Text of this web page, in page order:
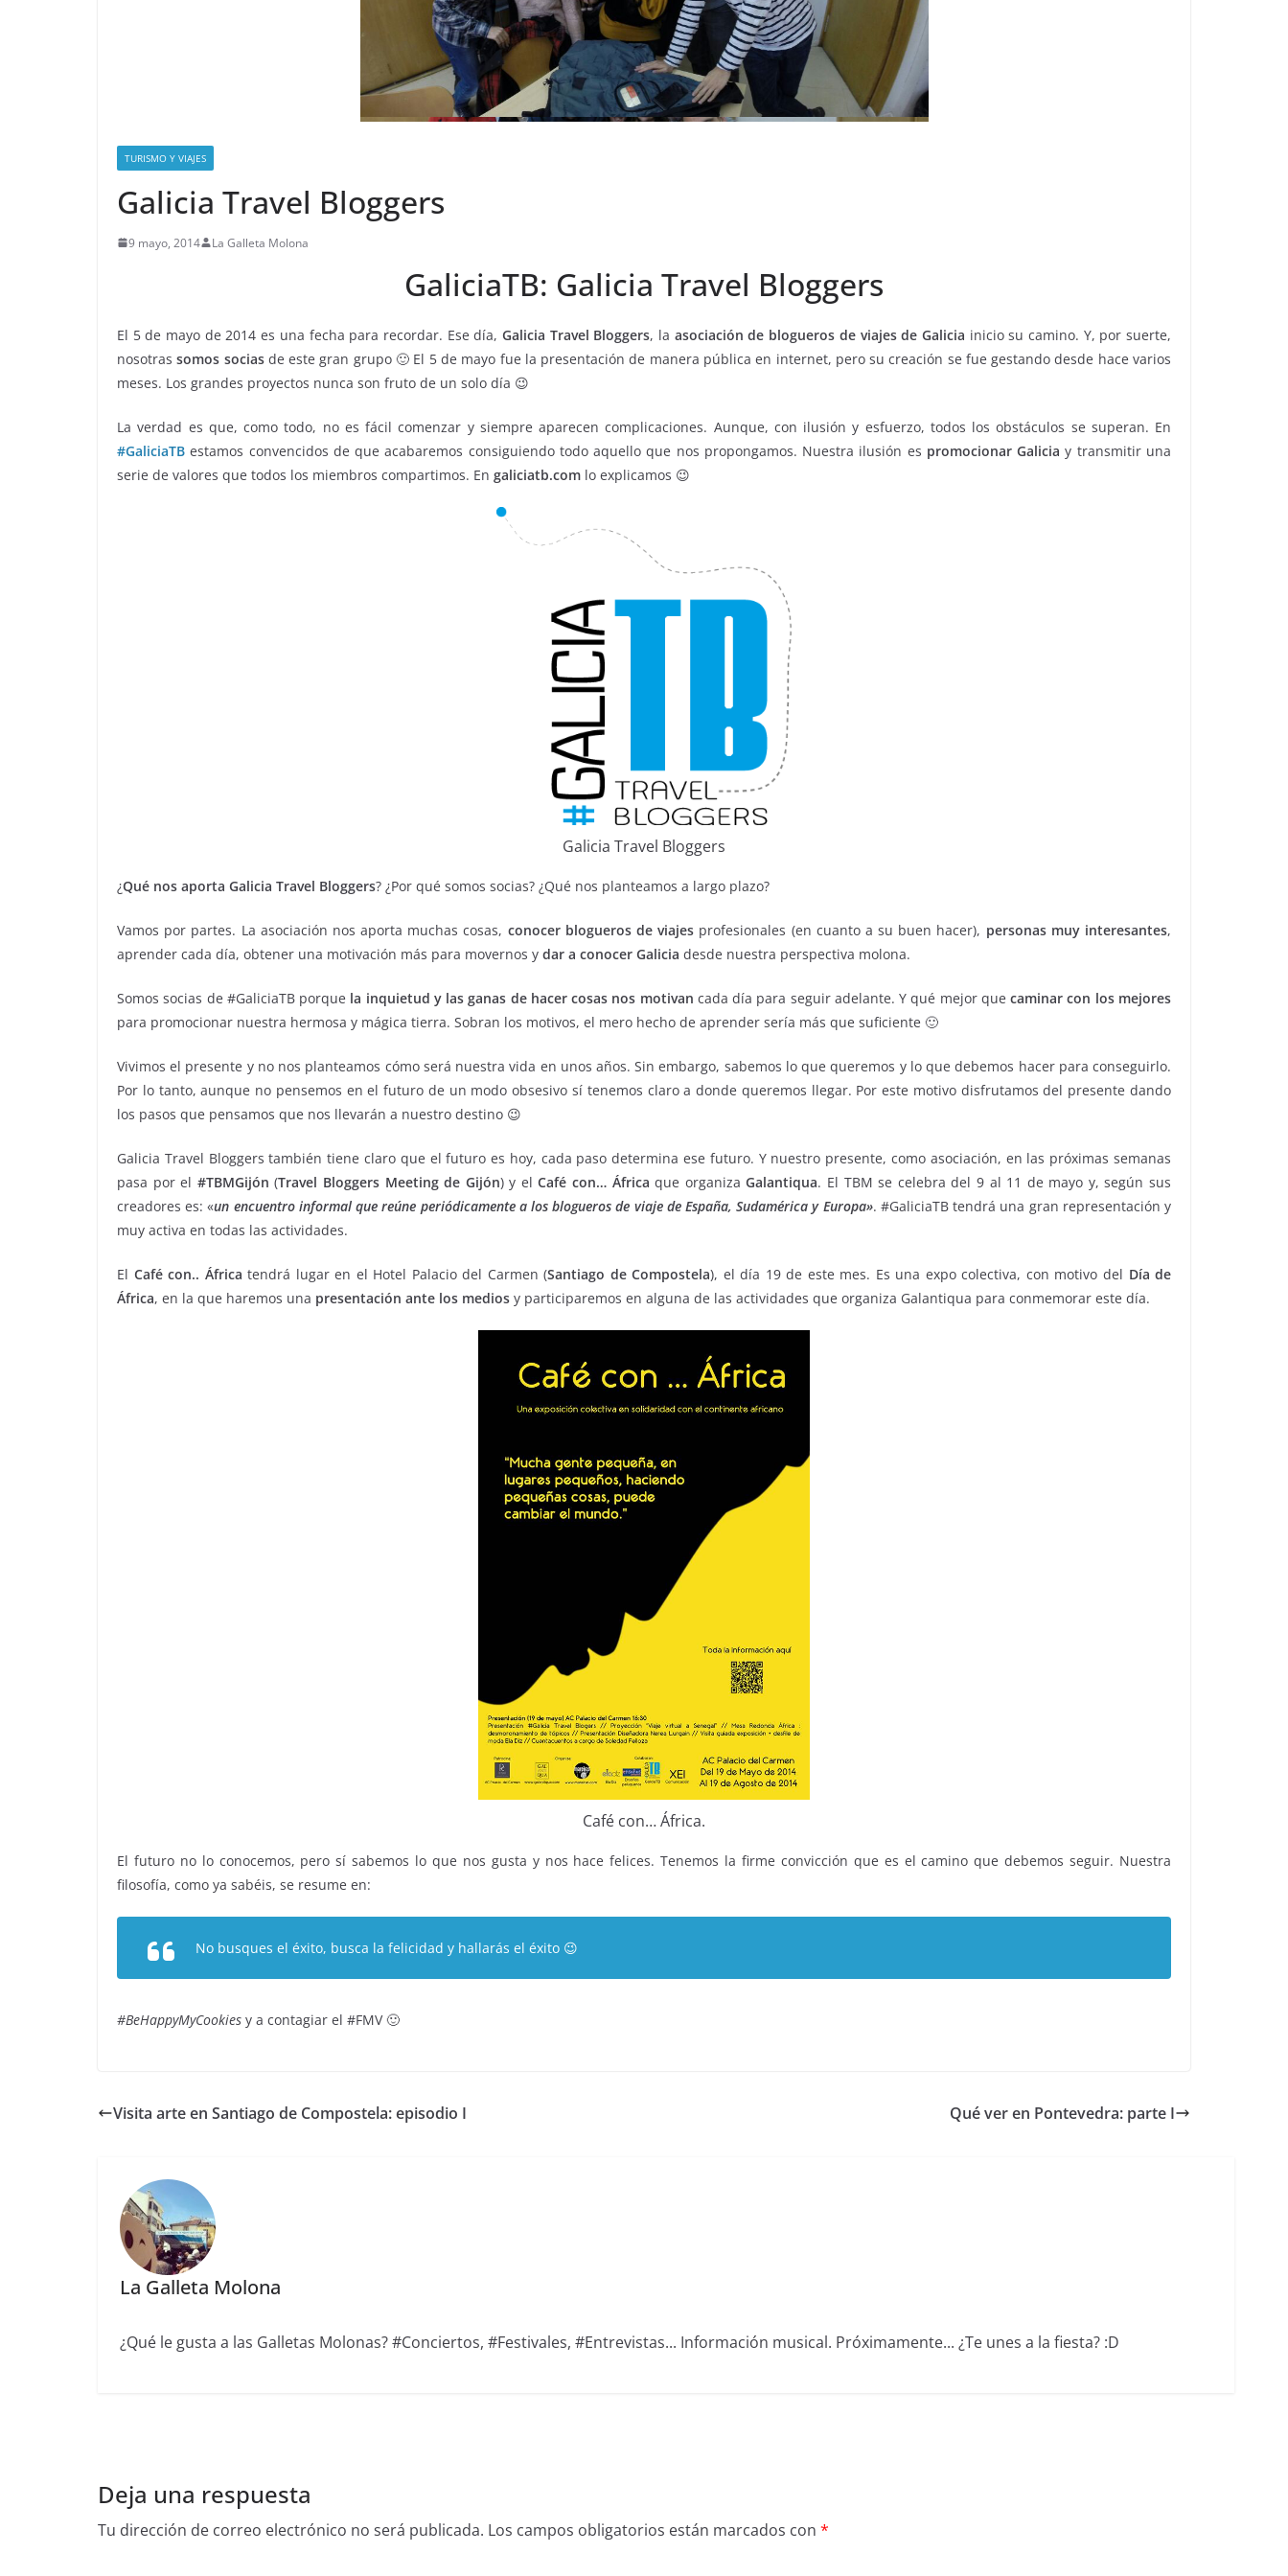
TURISMO Y VIAJES
Galicia Travel Bloggers
9 mayo, 2014 La Galleta Molona
GaliciaTB: Galicia Travel Bloggers
El 5 de mayo de 2014 es una fecha para recordar. Ese día, Galicia Travel Bloggers, la asociación de blogueros de viajes de Galicia inicio su camino. Y, por suerte,
nosotrassomos sociasde este gran grupo 🙂 El 5 de mayo fue la presentación de manera pública en internet, pero su creación se fue gestando desde hace varios
meses. Los grandes proyectos nunca son fruto de un solo día 😉
La verdad es que, como todo, no es fácil comenzar y siempre aparecen complicaciones. Aunque, con ilusión y esfuerzo, todos los obstáculos se superan. En
#GaliciaTB estamos convencidos de que acabaremos consiguiendo todo aquello que nos propongamos. Nuestra ilusión es promocionar Galicia y transmitir una
serie de valores que todos los miembros compartimos. En galiciatb.com lo explicamos 😉
Galicia Travel Bloggers
¿Qué nos aporta Galicia Travel Bloggers? ¿Por qué somos socias? ¿Qué nos planteamos a largo plazo?
Vamos por partes. La asociación nos aporta muchas cosas, conocer blogueros de viajes profesionales (en cuanto a su buen hacer), personas muy interesantes,
aprender cada día, obtener una motivación más para movernos y dar a conocer Galicia desde nuestra perspectiva molona.
Somos socias de #GaliciaTB porque la inquietud y las ganas de hacer cosas nos motivan cada día para seguir adelante. Y qué mejor quecaminar con los mejores
para promocionar nuestra hermosa y mágica tierra. Sobran los motivos, el mero hecho de aprender sería más que suficiente 🙂
Vivimos el presente y no nos planteamos cómo será nuestra vida en unos años. Sin embargo, sabemos lo que queremos y lo que debemos hacer para conseguirlo.
Por lo tanto, aunque no pensemos en el futuro de un modo obsesivo sí tenemos claro a donde queremos llegar. Por este motivo disfrutamos del presente dando
los pasos que pensamos que nos llevarán a nuestro destino 😉
Galicia Travel Bloggers también tiene claro que el futuro es hoy, cada paso determina ese futuro. Y nuestro presente, como asociación, en las próximas semanas
pasa por el #TBMGijón (Travel Bloggers Meeting de Gijón) y elCafé con… África que organizaGalantiqua. El TBM se celebra del 9 al 11 de mayo y, según sus
creadores es: «un encuentro informal que reúne periódicamente a los blogueros de viaje de España, Sudamérica y Europa». #GaliciaTB tendrá una gran representación y
muy activa en todas las actividades.
El Café con.. Áfricatendrá lugar en el Hotel Palacio del Carmen (Santiago de Compostela), el día 19 de este mes. Es una expo colectiva, con motivo del Día de
África, en la que haremos una presentación ante los medios y participaremos en alguna de las actividades que organiza Galantiqua para conmemorar este día.
Café con… África.
El futuro no lo conocemos, pero sí sabemos lo que nos gusta y nos hace felices. Tenemos la firme convicción que es el camino que debemos seguir. Nuestra
filosofía, como ya sabéis, se resume en:
No busques el éxito, busca la felicidad y hallarás el éxito 😉
#BeHappyMyCookies y a contagiar el #FMV 🙂
Visita arte en Santiago de Compostela: episodio I Qué ver en Pontevedra: parte I
La Galleta Molona
¿Qué le gusta a las Galletas Molonas? #Conciertos, #Festivales, #Entrevistas... Información musical. Próximamente... ¿Te unes a la fiesta? :D
Deja una respuesta
Tu dirección de correo electrónico no será publicada. Los campos obligatorios están marcados con *